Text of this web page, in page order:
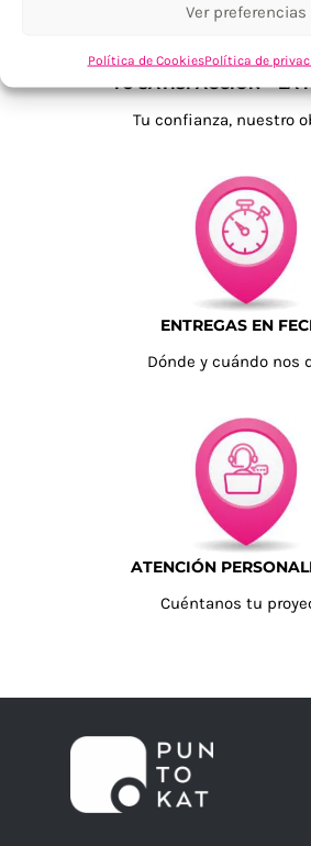
Ver preferencias
Política de CookiesPolítica de
TU SATISFACCIÓN = LA
Tu confianza, nuestro
ENTREGAS EN
Dónde y cuándo nos
ATENCIÓN
Cuéntanos tu